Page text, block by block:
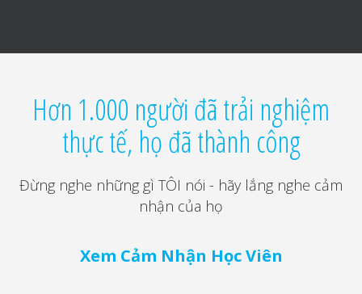
Hơn 1.000 người đã trải nghiệm
thực tế, họ đã thành công
Đừng nghe những gì TÔI nói - hãy lắng nghe cảm
nhận của họ
Xem Cảm Nhận Học Viên